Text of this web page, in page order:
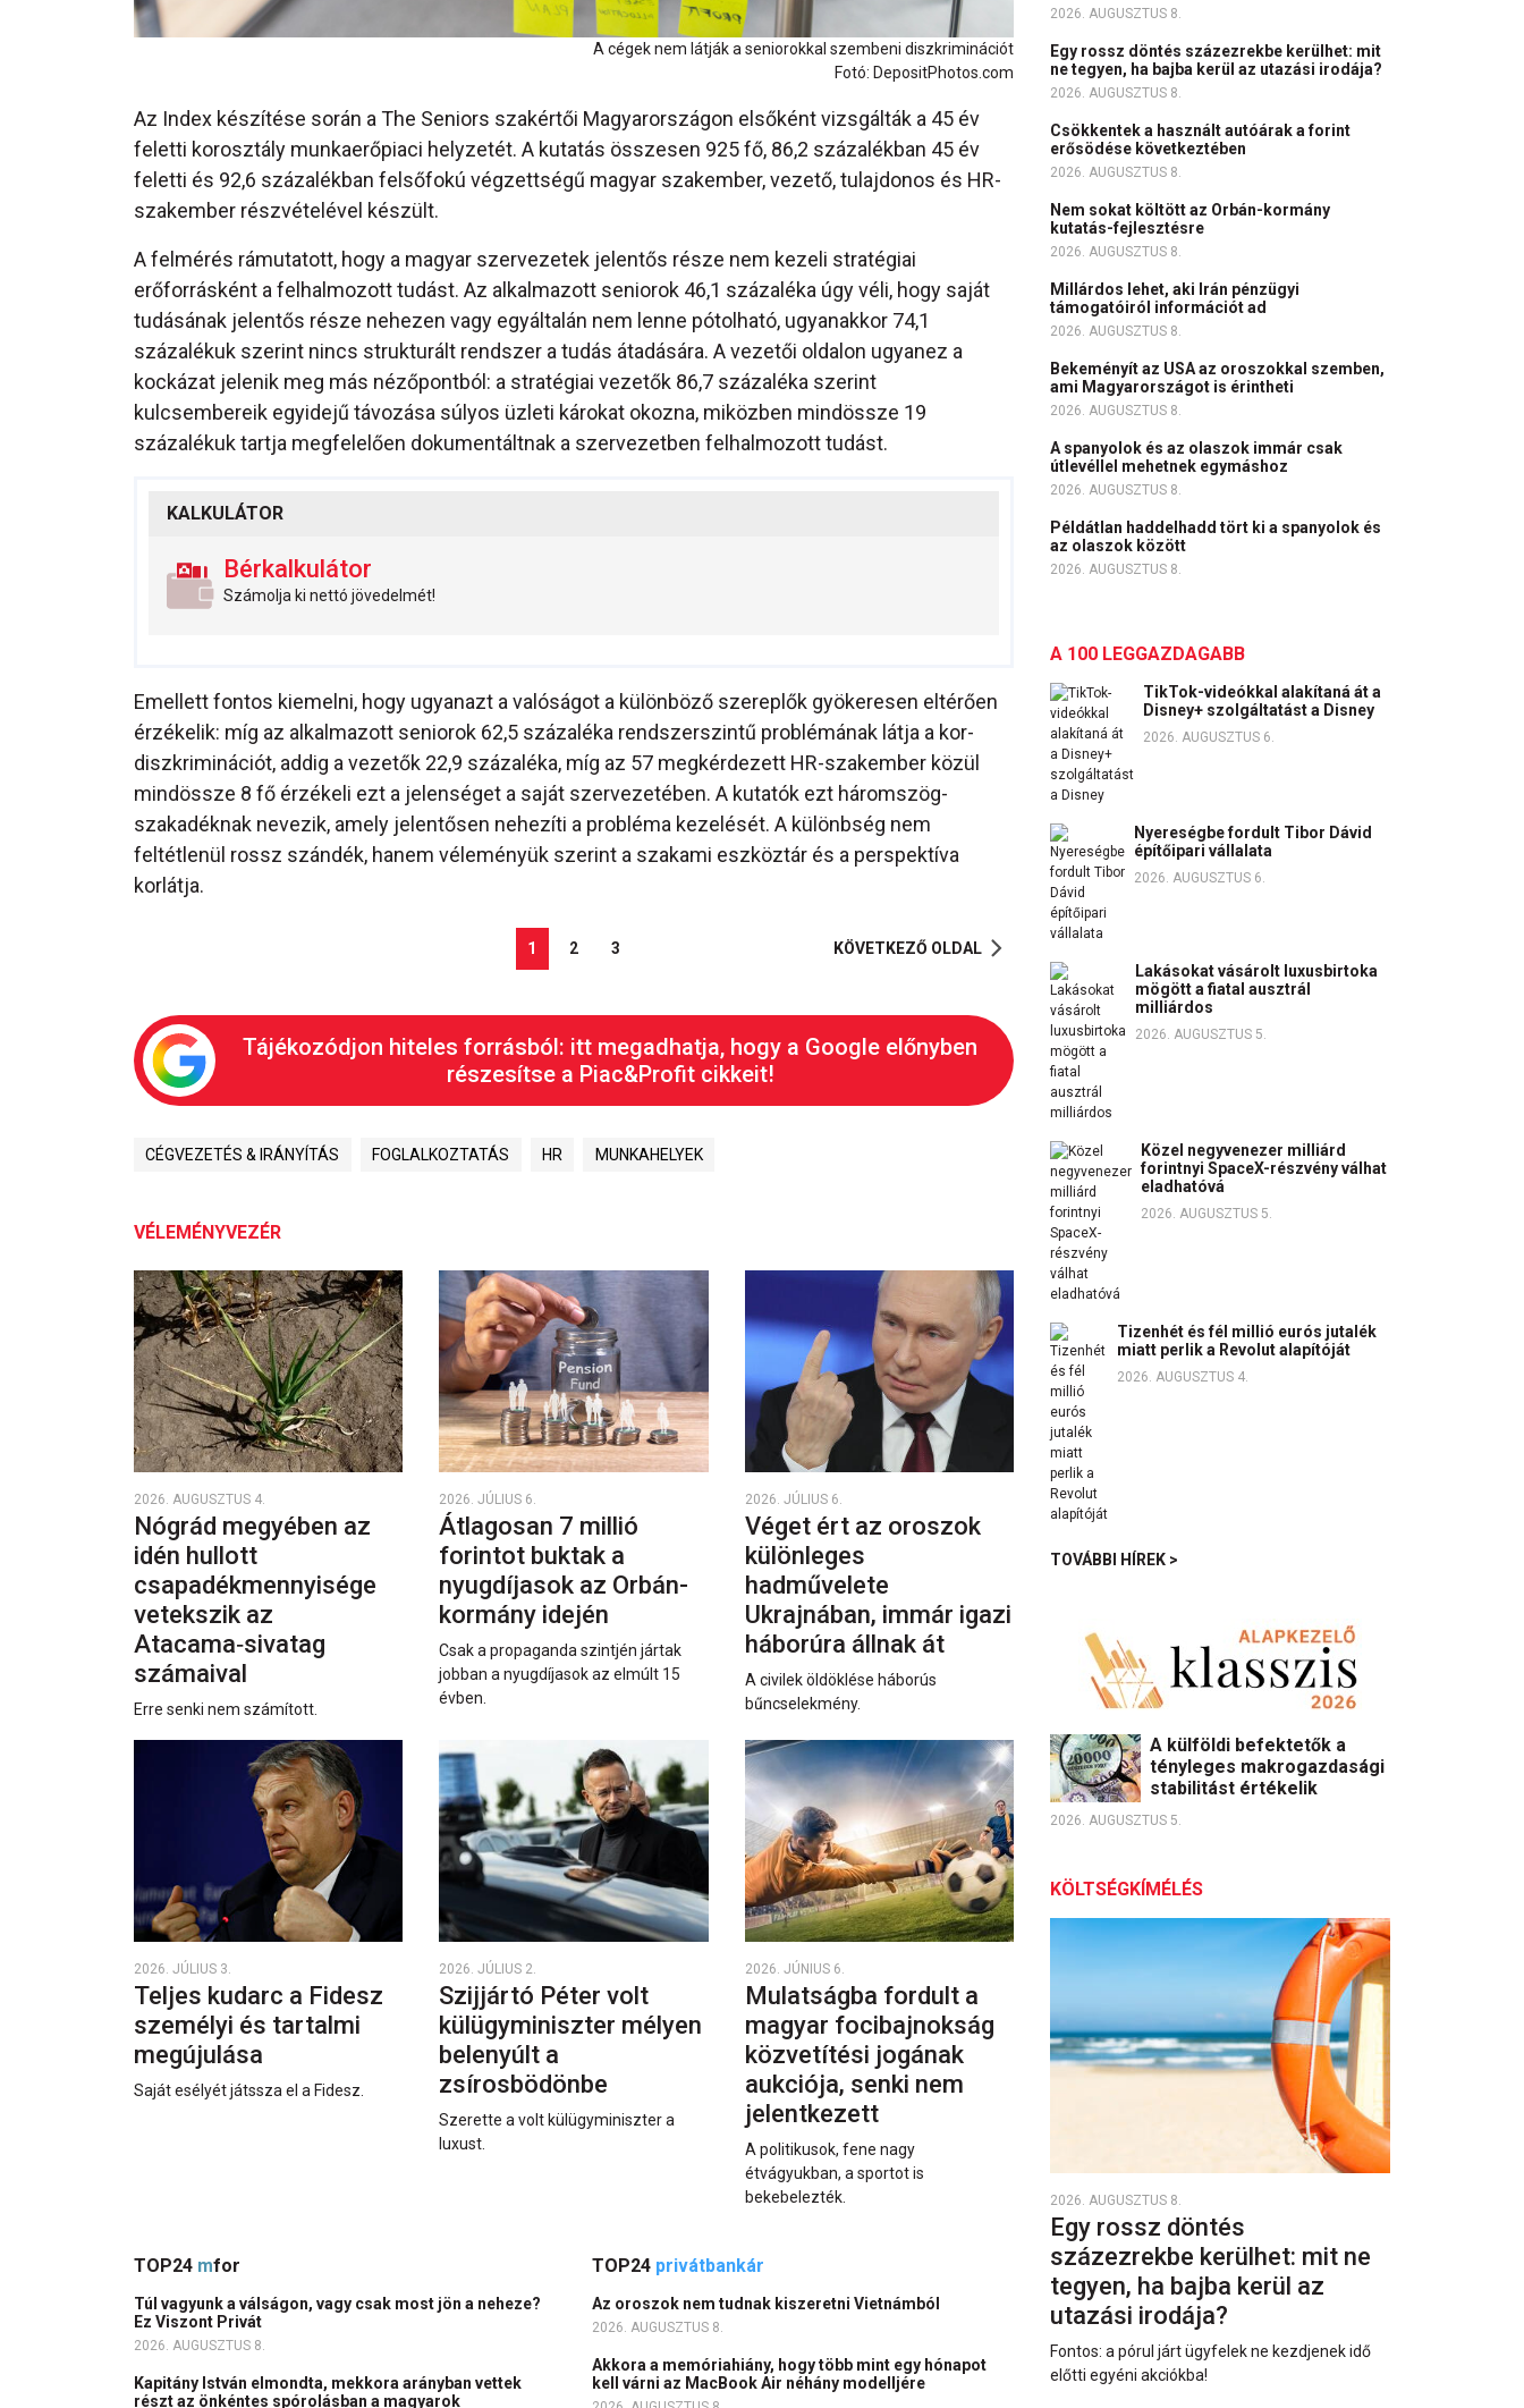
A cégek nem látják a seniorokkal szembeni diszkriminációt
Fotó: DepositPhotos.com
Az Index készítése során a The Seniors szakértői Magyarországon elsőként vizsgálták a 45 év
feletti korosztály munkaerőpiaci helyzetét. A kutatás összesen 925 fő, 86,2 százalékban 45 év
feletti és 92,6 százalékban felsőfokú végzettségű magyar szakember, vezető, tulajdonos és HR-
szakember részvételével készült.
A felmérés rámutatott, hogy a magyar szervezetek jelentős része nem kezeli stratégiai
erőforrásként a felhalmozott tudást. Az alkalmazott seniorok 46,1 százaléka úgy véli, hogy saját
tudásának jelentős része nehezen vagy egyáltalán nem lenne pótolható, ugyanakkor 74,1
százalékuk szerint nincs strukturált rendszer a tudás átadására. A vezetői oldalon ugyanez a
kockázat jelenik meg más nézőpontból: a stratégiai vezetők 86,7 százaléka szerint
kulcsembereik egyidejű távozása súlyos üzleti károkat okozna, miközben mindössze 19
százalékuk tartja megfelelően dokumentáltnak a szervezetben felhalmozott tudást.
KALKULÁTOR
Bérkalkulátor
Számolja ki nettó jövedelmét!
Emellett fontos kiemelni, hogy ugyanazt a valóságot a különböző szereplők gyökeresen eltérően
érzékelik: míg az alkalmazott seniorok 62,5 százaléka rendszerszintű problémának látja a kor-
diszkriminációt, addig a vezetők 22,9 százaléka, míg az 57 megkérdezett HR-szakember közül
mindössze 8 fő érzékeli ezt a jelenséget a saját szervezetében. A kutatók ezt háromszög-
szakadéknak nevezik, amely jelentősen nehezíti a probléma kezelését. A különbség nem
feltétlenül rossz szándék, hanem véleményük szerint a szakami eszköztár és a perspektíva
korlátja.
1 2 3 KÖVETKEZŐ OLDAL
Tájékozódjon hiteles forrásból: itt megadhatja, hogy a Google előnyben
részesítse a Piac&Profit cikkeit!
CÉGVEZETÉS & IRÁNYÍTÁS FOGLALKOZTATÁS HR MUNKAHELYEK
VÉLEMÉNYVEZÉR
2026. AUGUSZTUS 4.
Nógrád megyében az
idén hullott
csapadékmennyisége
vetekszik az
Atacama‑sivatag
számaival
Erre senki nem számított.
2026. JÚLIUS 6.
Átlagosan 7 millió
forintot buktak a
nyugdíjasok az Orbán-
kormány idején
Csak a propaganda szintjén jártak
jobban a nyugdíjasok az elmúlt 15
évben.
2026. JÚLIUS 6.
Véget ért az oroszok
különleges
hadművelete
Ukrajnában, immár igazi
háborúra állnak át
A civilek öldöklése háborús
bűncselekmény.
2026. JÚLIUS 3.
Teljes kudarc a Fidesz
személyi és tartalmi
megújulása
Saját esélyét játssza el a Fidesz.
2026. JÚLIUS 2.
Szijjártó Péter volt
külügyminiszter mélyen
belenyúlt a
zsírosbödönbe
Szerette a volt külügyminiszter a
luxust.
2026. JÚNIUS 6.
Mulatságba fordult a
magyar focibajnokság
közvetítési jogának
aukciója, senki nem
jelentkezett
A politikusok, fene nagy
étvágyukban, a sportot is
bekebelezték.
TOP24 mfor
Túl vagyunk a válságon, vagy csak most jön a neheze?
Ez Viszont Privát
2026. AUGUSZTUS 8.
Kapitány István elmondta, mekkora arányban vettek
részt az önkéntes spórolásban a magyarok
TOP24 privátbankár
Az oroszok nem tudnak kiszeretni Vietnámból
2026. AUGUSZTUS 8.
Akkora a memóriahiány, hogy több mint egy hónapot
kell várni az MacBook Air néhány modelljére
2026. AUGUSZTUS 8.
Egy rossz döntés százezrekbe kerülhet: mit
ne tegyen, ha bajba kerül az utazási irodája?
2026. AUGUSZTUS 8.
Csökkentek a használt autóárak a forint
erősödése következtében
2026. AUGUSZTUS 8.
Nem sokat költött az Orbán-kormány
kutatás-fejlesztésre
2026. AUGUSZTUS 8.
Millárdos lehet, aki Irán pénzügyi
támogatóiról információt ad
2026. AUGUSZTUS 8.
Bekeményít az USA az oroszokkal szemben,
ami Magyarországot is érintheti
2026. AUGUSZTUS 8.
A spanyolok és az olaszok immár csak
útlevéllel mehetnek egymáshoz
2026. AUGUSZTUS 8.
Példátlan haddelhadd tört ki a spanyolok és
az olaszok között
2026. AUGUSZTUS 8.
A 100 LEGGAZDAGABB
TikTok-videókkal alakítaná át a
Disney+ szolgáltatást a Disney
2026. AUGUSZTUS 6.
Nyereségbe fordult Tibor Dávid
építőipari vállalata
2026. AUGUSZTUS 6.
Lakásokat vásárolt luxusbirtoka
mögött a fiatal ausztrál
milliárdos
2026. AUGUSZTUS 5.
Közel negyvenezer milliárd
forintnyi SpaceX-részvény válhat
eladhatóvá
2026. AUGUSZTUS 5.
Tizenhét és fél millió eurós jutalék
miatt perlik a Revolut alapítóját
2026. AUGUSZTUS 4.
TOVÁBBI HÍREK >
A külföldi befektetők a
tényleges makrogazdasági
stabilitást értékelik
2026. AUGUSZTUS 5.
KÖLTSÉGKÍMÉLÉS
2026. AUGUSZTUS 8.
Egy rossz döntés
százezrekbe kerülhet: mit ne
tegyen, ha bajba kerül az
utazási irodája?
Fontos: a pórul járt ügyfelek ne kezdjenek idő
előtti egyéni akciókba!